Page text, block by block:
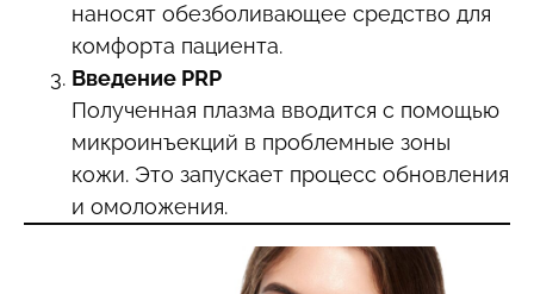
наносят обезболивающее средство для
комфорта пациента.
Введение PRP
Полученная плазма вводится с помощью
микроинъекций в проблемные зоны
кожи. Это запускает процесс обновления
и омоложения.